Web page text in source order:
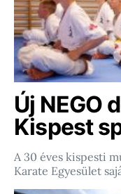
Új NEGO
Kispest
A 30 éves kispesti
Karate Egyesület